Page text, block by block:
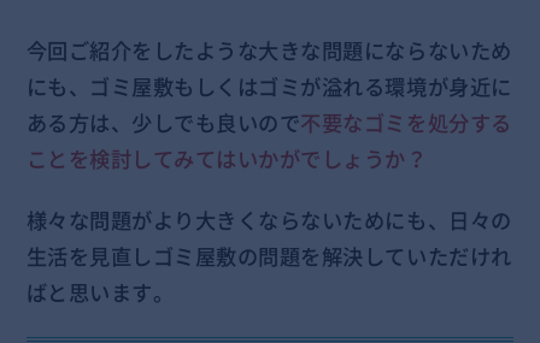
今回ご紹介をしたような大きな問題にならないため
にも、ゴミ屋敷もしくはゴミが溢れる環境が身近に
ある方は、少しでも良いので不要なゴミを処分する
ことを検討してみてはいかがでしょうか？
様々な問題がより大きくならないためにも、日々の
生活を見直しゴミ屋敷の問題を解決していただけれ
ばと思います。